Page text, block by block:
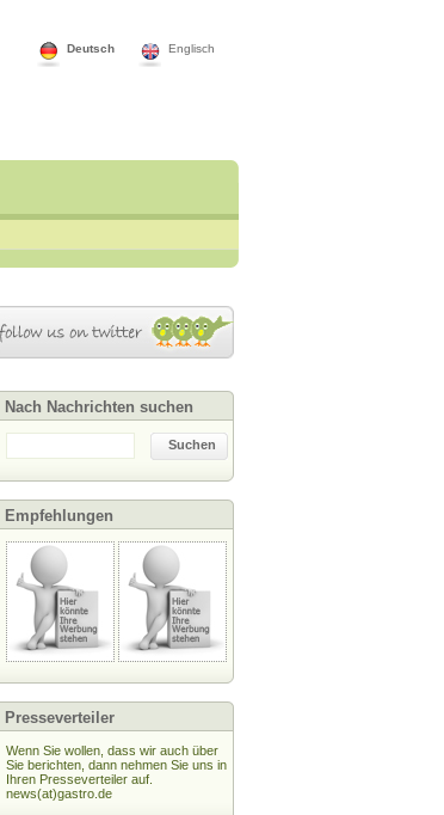
Englisch
Deutsch
Nach Nachrichten suchen
Suchen
Empfehlungen
Presseverteiler
Wenn Sie wollen, dass wir auch über
Sie berichten, dann nehmen Sie uns in
Ihren Presseverteiler auf.
news(at)gastro.de